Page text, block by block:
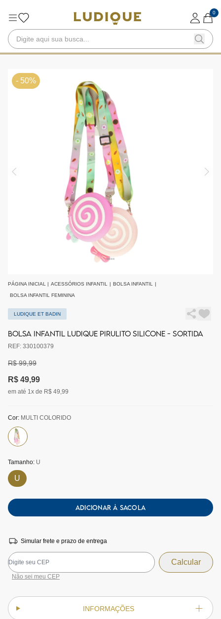
0
PÁGINA INICIAL | ACESSÓRIOS INFANTIL | BOLSA INFANTIL |
BOLSA INFANTIL FEMININA
LUDIQUE ET BADIN
BOLSA INFANTIL LUDIQUE PIRULITO SILICONE - SORTIDA
REF: 330100379
R$ 99,99
R$ 49,99
em até 1x de R$ 49,99
- 50%
Cor: MULTI COLORIDO
Tamanho: U
U
ADICIONAR À SACOLA
Simular frete e prazo de entrega
Não sei meu CEP
INFORMAÇÕES